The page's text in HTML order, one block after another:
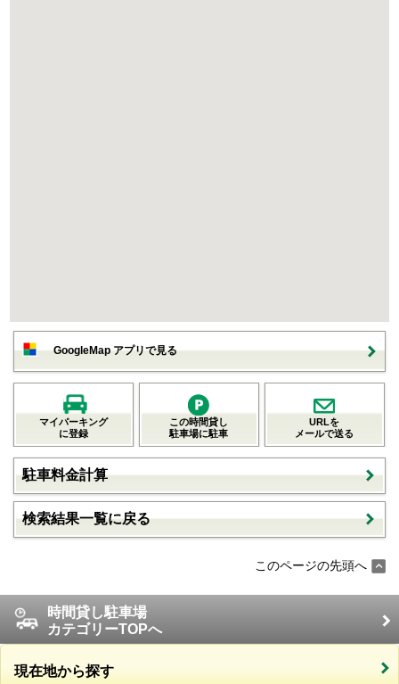
GoogleMap アプリで見る
マイパーキング
に登録
この時間貸し
駐車場に駐車
URLを
メールで送る
駐車料金計算
検索結果一覧に戻る
このページの先頭へ
時間貸し駐車場
カテゴリーTOPへ
現在地から探す